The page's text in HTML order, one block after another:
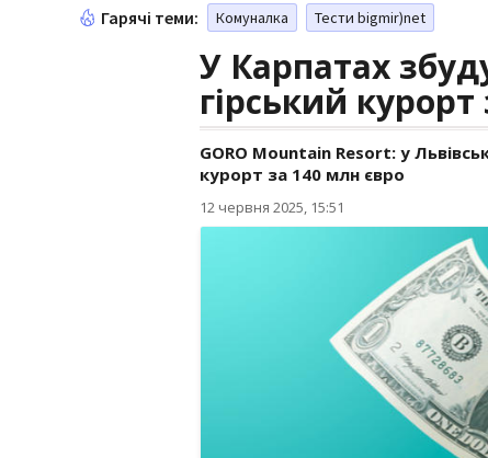
Гарячі теми: Комуналка Тести bigmir)net
У Карпатах
гірський
GORO Mountain Resort: у
курорт за 140 млн євро
12 червня 2025, 15:51